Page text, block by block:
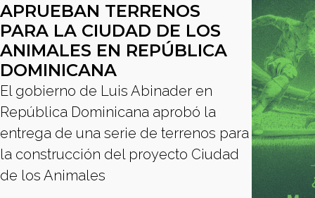
APRUEBAN TERRENOS
PARA LA CIUDAD DE LOS
ANIMALES EN REPÚBLICA
DOMINICANA
El gobierno de Luis Abinader en
República Dominicana aprobó la
entrega de una serie de terrenos para
la construcción del proyecto Ciudad
de los Animales